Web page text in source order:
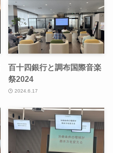
百十四銀行と調布国際音楽
祭2024
2024.6.17